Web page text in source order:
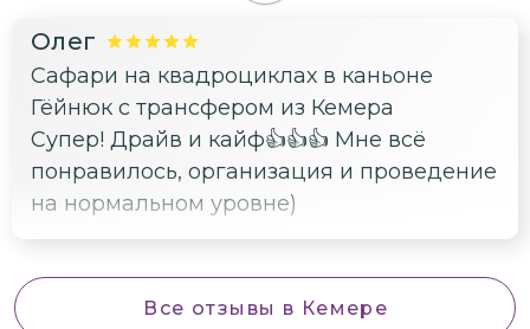
Олег
Сафари на квадроциклах в каньоне
Гёйнюк с трансфером из Кемера
Супер! Драйв и кайф👍👍👍 Мне всё
понравилось, организация и проведение
на нормальном уровне)
Все отзывы в Кемере